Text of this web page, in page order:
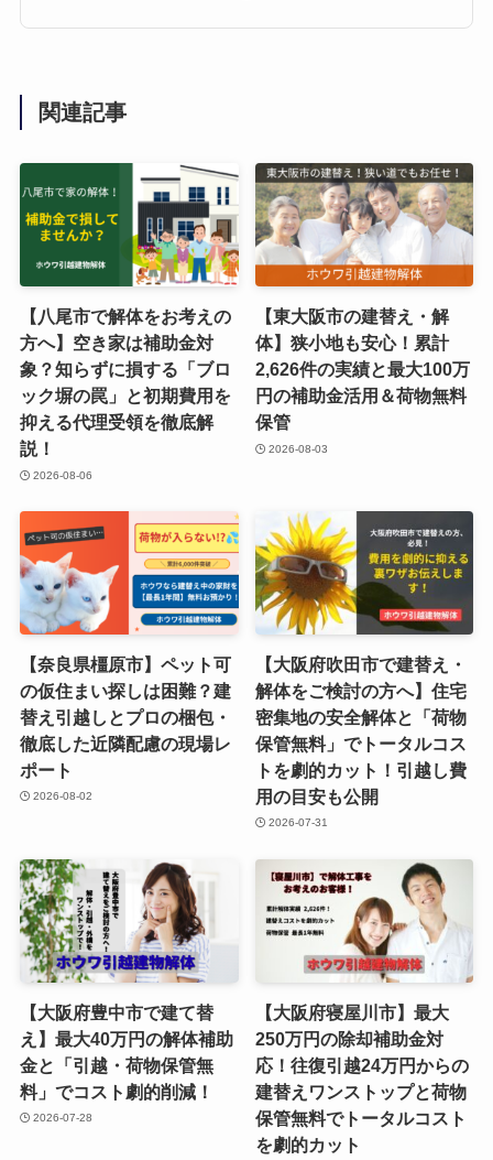
関連記事
【八尾市で解体をお考えの
方へ】空き家は補助金対
象？知らずに損する「ブロ
ック塀の罠」と初期費用を
抑える代理受領を徹底解
説！
2026-08-06
【東大阪市の建替え・解
体】狭小地も安心！累計
2,626件の実績と最大100万
円の補助金活用＆荷物無料
保管
2026-08-03
【奈良県橿原市】ペット可
の仮住まい探しは困難？建
替え引越しとプロの梱包・
徹底した近隣配慮の現場レ
ポート
2026-08-02
【大阪府吹田市で建替え・
解体をご検討の方へ】住宅
密集地の安全解体と「荷物
保管無料」でトータルコス
トを劇的カット！引越し費
用の目安も公開
2026-07-31
【大阪府豊中市で建て替
え】最大40万円の解体補助
金と「引越・荷物保管無
料」でコスト劇的削減！
2026-07-28
【大阪府寝屋川市】最大
250万円の除却補助金対
応！往復引越24万円からの
建替えワンストップと荷物
保管無料でトータルコスト
を劇的カット